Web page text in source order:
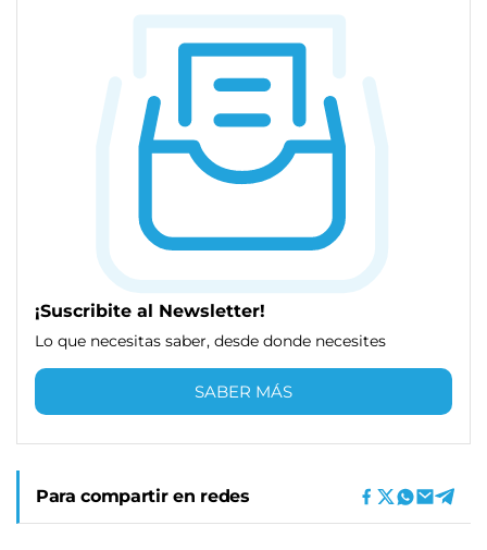
¡Suscribite al Newsletter!
Lo que necesitas saber, desde donde necesites
SABER MÁS
Para compartir en redes